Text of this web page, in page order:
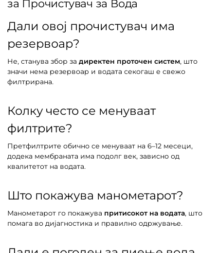
за Прочистувач за Вода
Дали овој прочистувач има
резервоар?
Не, станува збор за директен проточен систем, што
значи нема резервоар и водата секогаш е свежо
филтрирана.
Колку често се менуваат
филтрите?
Претфилтрите обично се менуваат на 6–12 месеци,
додека мембраната има подолг век, зависно од
квалитетот на водата.
Што покажува манометарот?
Манометарот го покажува притисокот на водата, што
помага во дијагностика и правилно одржување.